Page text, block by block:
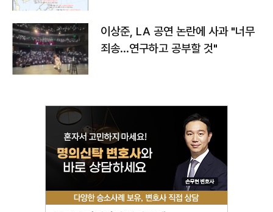
이상준, LA 공연 논란에 사과 "너무
죄송…연구하고 공부할 것"